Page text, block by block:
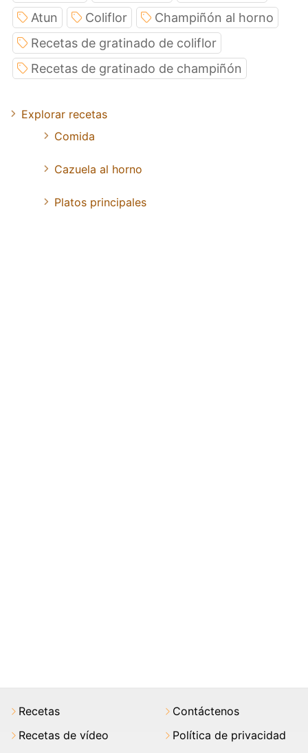
Atun
Coliflor
Champiñón al horno
Recetas de gratinado de coliflor
Recetas de gratinado de champiñón
Explorar recetas
Comida
Cazuela al horno
Platos principales
Recetas
Recetas de vídeo
Contáctenos
Política de privacidad